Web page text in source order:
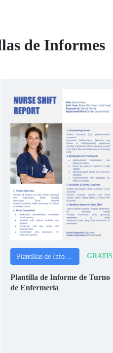
de Informes
Plantillas de Informes GRATIS
Plantilla de Informe de Turno
de Enfermería